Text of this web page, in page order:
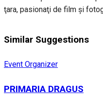
ţara, pasionaţi de film și
Similar Suggestions
Event Organizer
PRIMARIA DRAGUS